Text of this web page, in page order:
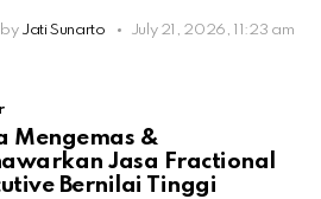
by Jati Sunarto July 21, 2026, 11:23 am
Mengemas &
Jasa Fractional
Bernilai Tinggi